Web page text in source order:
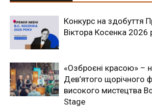
Конкурс на здобуття
Віктора Косенка 2026
«Озброєні красою» –
Дев’ятого щорічного
високого мистецтва
Stage